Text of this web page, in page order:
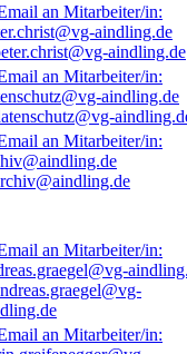
aindling.de